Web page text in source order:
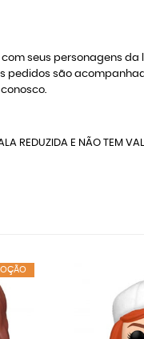
seus personagens da
pedidos são
REDUZIDA E NÃO TEM